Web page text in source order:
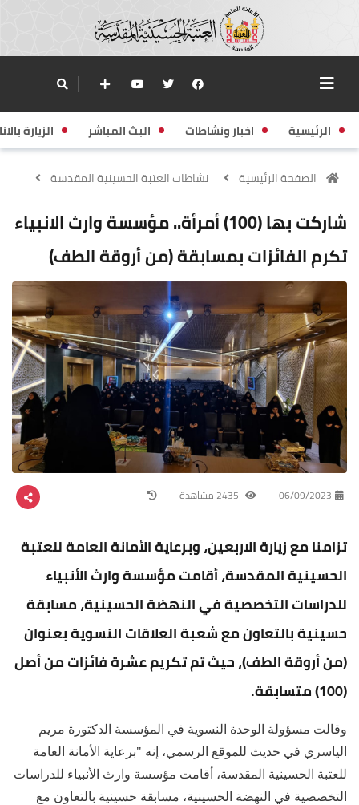
الرئيسية اخبار ونشاطات البث المباشر الزيارة
الصفحة الرئيسية نشاطات العتبة الحسينية المقدسة
شاركت بها (100) أمرأة.. مؤسسة وارث الانبياء
تكرم الفائزات بمسابقة (من أروقة الطف)
06/09/2023
تزامنا مع زيارة الاربعين، وبرعاية الأمانة العامة للعتبة
الحسينية المقدسة، أقامت مؤسسة وارث الأنبياء
للدراسات التخصصية في النهضة الحسينية، مسابقة
حسينية بالتعاون مع شعبة العلاقات النسوية بعنوان
(من أروقة الطف)، حيث تم تكريم عشرة فائزات من أصل
(100) متسابقة.
وقالت مسؤولة الوحدة النسوية في المؤسسة الدكتورة مريم
الياسري في حديث للموقع الرسمي، إنه "برعاية الأمانة العامة
للعتبة الحسينية المقدسة، أقامت مؤسسة وارث الأنبياء للدراسات
التخصصية في النهضة الحسينية، مسابقة حسينية بالتعاون مع